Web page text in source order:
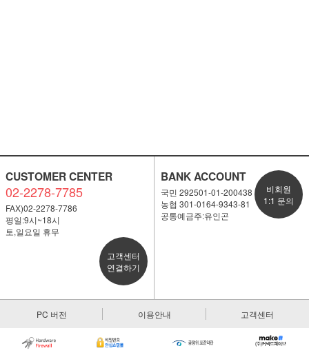
CUSTOMER CENTER
02-2278-7785
FAX)02-2278-7786
평일:9시~18시
토,일요일 휴무
고객센터
연결하기
BANK ACCOUNT
국민 292501-01-200438
농협 301-0164-9343-81
공통예금주:유인곤
비회원
1:1 문의
PC 버전 이용안내 고객센터